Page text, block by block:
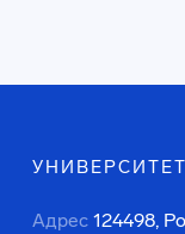
УНИВЕРСИТЕТ
Адрес 124498,